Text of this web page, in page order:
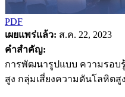
PDF
เผยแพร่แล้ว: ส.ค. 22, 2023
คำสำคัญ:
การพัฒนารูปแบบ ความรอ
สูง กลุ่มเสี่ยงความดันโลหิตสู